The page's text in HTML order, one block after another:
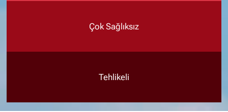
Çok Sağlıksız
Tehlikeli